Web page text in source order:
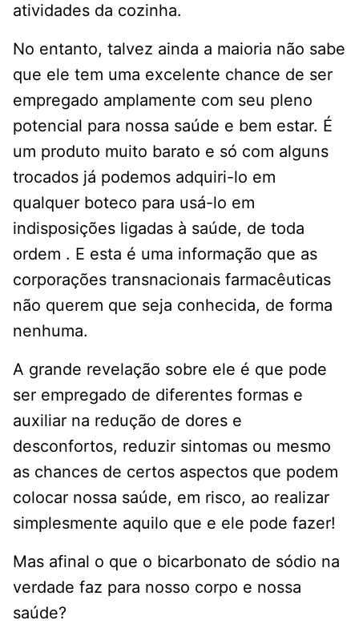
atividades da cozinha.
No entanto, talvez ainda a maioria não sabe
que ele tem uma excelente chance de ser
empregado amplamente com seu pleno
potencial para nossa saúde e bem estar. É
um produto muito barato e só com alguns
trocados já podemos adquiri-lo em
qualquer boteco para usá-lo em
indisposições ligadas à saúde, de toda
ordem . E esta é uma informação que as
corporações transnacionais farmacêuticas
não querem que seja conhecida, de forma
nenhuma.
A grande revelação sobre ele é que pode
ser empregado de diferentes formas e
auxiliar na redução de dores e
desconfortos, reduzir sintomas ou mesmo
as chances de certos aspectos que podem
colocar nossa saúde, em risco, ao realizar
simplesmente aquilo que e ele pode fazer!
Mas afinal o que o bicarbonato de sódio na
verdade faz para nosso corpo e nossa
saúde?